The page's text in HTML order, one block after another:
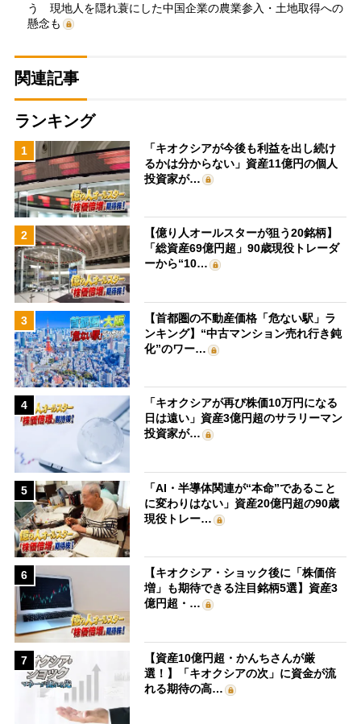
う 現地人を隠れ蓑にした中国企業の農業参入・土地取得への
懸念も
関連記事
ランキング
1
「キオクシアが今後も利益を出し続け
るかは分からない」資産11億円の個人
投資家が…
2
【億り人オールスターが狙う20銘柄】
「総資産69億円超」90歳現役トレーダ
ーから“10…
3
【首都圏の不動産価格「危ない駅」ラ
ンキング】“中古マンション売れ行き鈍
化”のワー…
4
「キオクシアが再び株価10万円になる
日は遠い」資産3億円超のサラリーマン
投資家が…
5
「AI・半導体関連が“本命”であること
に変わりはない」資産20億円超の90歳
現役トレー…
6
【キオクシア・ショック後に「株価倍
増」も期待できる注目銘柄5選】資産3
億円超・…
7
【資産10億円超・かんちさんが厳
選！】「キオクシアの次」に資金が流
れる期待の高…